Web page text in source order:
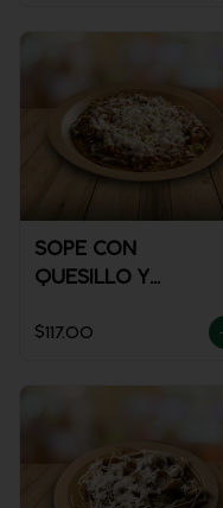
SOPE CON
QUESILLO Y
$117.00